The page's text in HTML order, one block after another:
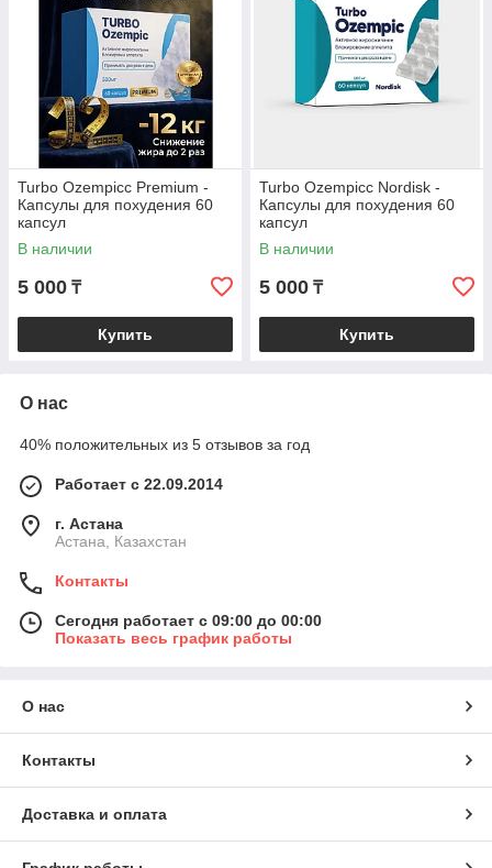
Turbo Ozempicс Premium -
Капсулы для похудения 60
капсул
В наличии
5 000 ₸
Купить
Turbo Ozempicc Nordisk -
Капсулы для похудения 60
капсул
В наличии
5 000 ₸
Купить
О нас
40% положительных из 5 отзывов за год
Работает с 22.09.2014
г. Астана
Астана, Казахстан
Контакты
Сегодня работает с 09:00 до 00:00
Показать весь график работы
О нас
Контакты
Доставка и оплата